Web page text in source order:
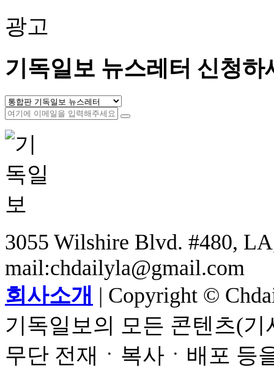
광고
기독일보 뉴스레터 신청하
3055 Wilshire Blvd. #480,
mail:chdailyla@gmail.com
회사소개 | Copyright ©
기독일보의 모든 콘텐츠(
무단 전재ㆍ복사ㆍ배포 등